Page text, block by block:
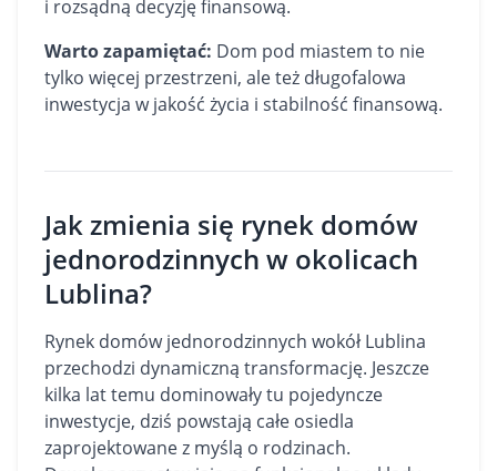
i rozsądną decyzję finansową.
Warto zapamiętać: Dom pod miastem to nie
tylko więcej przestrzeni, ale też długofalowa
inwestycja w jakość życia i stabilność finansową.
Jak zmienia się rynek domów
jednorodzinnych w okolicach
Lublina?
Rynek domów jednorodzinnych wokół Lublina
przechodzi dynamiczną transformację. Jeszcze
kilka lat temu dominowały tu pojedyncze
inwestycje, dziś powstają całe osiedla
zaprojektowane z myślą o rodzinach.